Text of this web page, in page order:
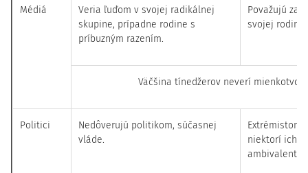
Médiá
Veria ľuďom v svojej radikálnej
skupine, prípadne rodine s
príbuzným razením.
Považujú za
svojej rodiny,
Väčšina tínedžerov neverí
Politici
Nedôverujú politikom, súčasnej
vláde.
Extrémistom
niektorí ich